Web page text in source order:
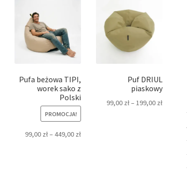
Pufa beżowa TIPI,
worek sako z
Polski
PROMOCJA!
99,00 zł–449,00 zł
Puf DRIUL
piaskowy
99,00 zł– 199,00 zł